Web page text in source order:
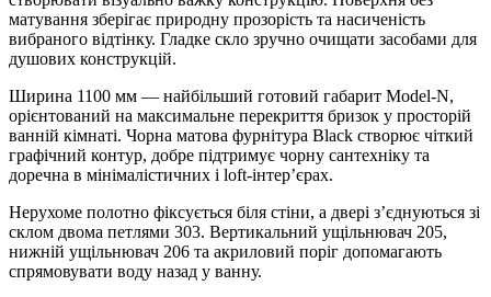
матування зберігає природну прозорість та насиченість
вибраного відтінку. Гладке скло зручно очищати засобами для
душових конструкцій.
Ширина 1100 мм — найбільший готовий габарит Model-N,
орієнтований на максимальне перекриття бризок у просторій
ванній кімнаті. Чорна матова фурнітура Black створює чіткий
графічний контур, добре підтримує чорну сантехніку та
доречна в мінімалістичних і loft-інтер’єрах.
Нерухоме полотно фіксується біля стіни, а двері з’єднуються зі
склом двома петлями 303. Вертикальний ущільнювач 205,
нижній ущільнювач 206 та акриловий поріг допомагають
спрямовувати воду назад у ванну.